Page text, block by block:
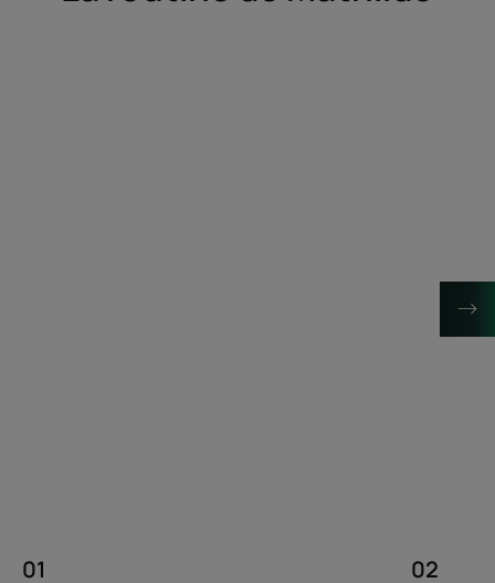
01 02